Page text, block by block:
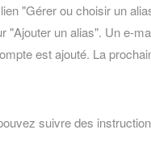
"Gérer ou choisir un
un alias". Un e-
est ajouté. La
suivre des